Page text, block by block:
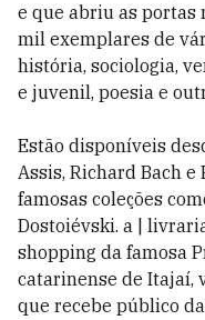
e que abriu as portas
mil exemplares de
história, sociologia,
e juvenil, poesia e
Estão disponíveis
Assis, Richard Bach e
famosas coleções
Dostoiévski. a |
shopping da famosa
catarinense de Itajaí,
que recebe público